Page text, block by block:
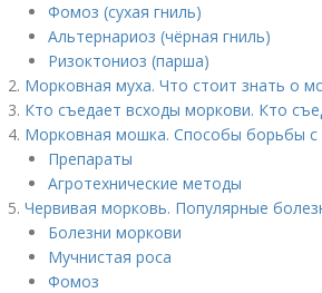
Фомоз (сухая гниль)
Альтернариоз (чёрная гниль)
Ризоктониоз (парша)
Морковная муха. Что стоит знать о
Кто съедает всходы моркови. Кто
Морковная мошка. Способы борьбы с
Препараты
Агротехнические методы
Червивая морковь. Популярные
Болезни моркови
Мучнистая роса
Фомоз